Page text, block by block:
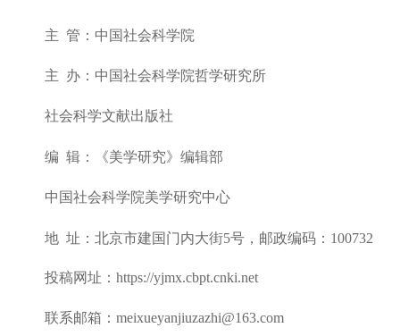
主 管：中国社会科学院
主 办：中国社会科学院哲学研究所
社会科学文献出版社
编 辑：《美学研究》编辑部
中国社会科学院美学研究中心
地 址：北京市建国门内大街5号，邮政编码：100732
投稿网址：https://yjmx.cbpt.cnki.net
联系邮箱： meixueyanjiuzazhi@163.com